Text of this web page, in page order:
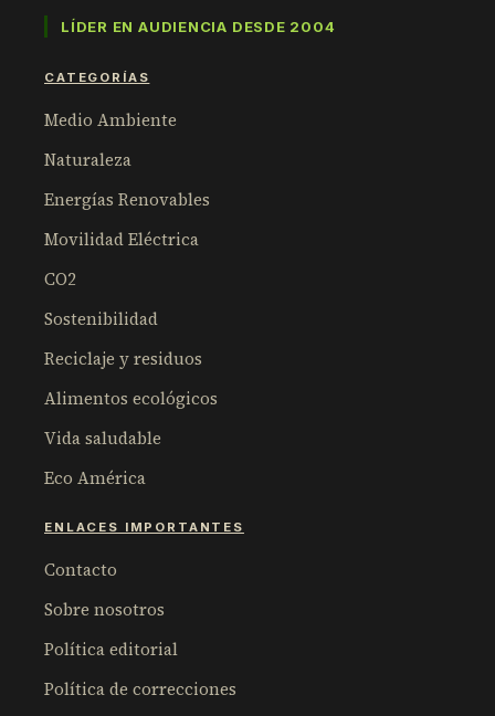
LÍDER EN AUDIENCIA DESDE 2004
CATEGORÍAS
Medio Ambiente
Naturaleza
Energías Renovables
Movilidad Eléctrica
CO2
Sostenibilidad
Reciclaje y residuos
Alimentos ecológicos
Vida saludable
Eco América
ENLACES IMPORTANTES
Contacto
Sobre nosotros
Política editorial
Política de correcciones